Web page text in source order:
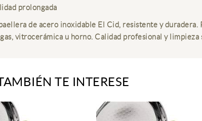
prolongada
de acero inoxidable El Cid, resistente y
vitrocerámica u horno. Calidad profesional y
TE INTERESE